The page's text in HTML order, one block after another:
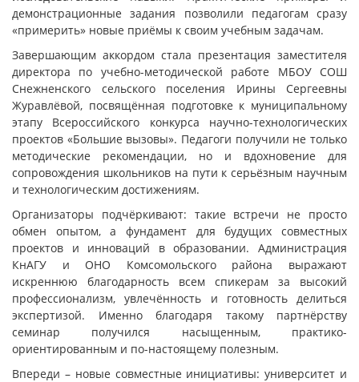
демонстрационные задания позволили педагогам сразу
«примерить» новые приёмы к своим учебным задачам.
Завершающим аккордом стала презентация заместителя
директора по учебно-методической работе МБОУ СОШ
Снежненского сельского поселения Ирины Сергеевны
Журавлёвой, посвящённая подготовке к муниципальному
этапу Всероссийского конкурса научно-технологических
проектов «Большие вызовы». Педагоги получили не только
методические рекомендации, но и вдохновение для
сопровождения школьников на пути к серьёзным научным
и технологическим достижениям.
Организаторы подчёркивают: такие встречи не просто
обмен опытом, а фундамент для будущих совместных
проектов и инноваций в образовании. Администрация
КнАГУ и ОНО Комсомольского района выражают
искреннюю благодарность всем спикерам за высокий
профессионализм, увлечённость и готовность делиться
экспертизой. Именно благодаря такому партнёрству
семинар получился насыщенным, практико-
ориентированным и по-настоящему полезным.
Впереди – новые совместные инициативы: университет и